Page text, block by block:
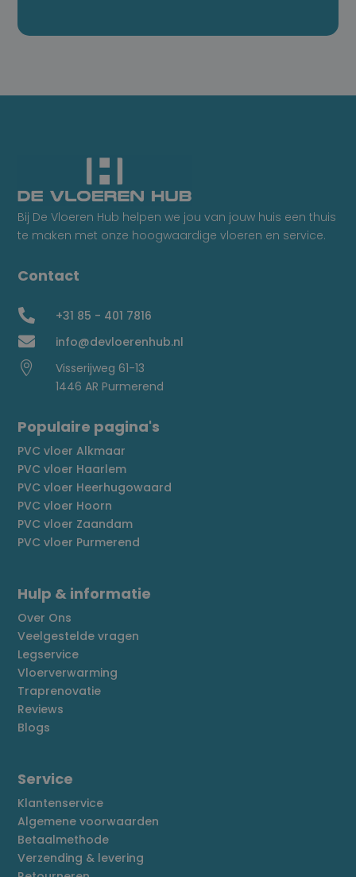
Bij De Vloeren Hub helpen we jou van jouw huis een thuis
te maken met onze hoogwaardige vloeren en service.
Contact
 +31 85 - 401 7816
 info@devloerenhub.nl

Visserijweg 61-13
1446 AR Purmerend
Populaire pagina's
PVC vloer Alkmaar
PVC vloer Haarlem
PVC vloer Heerhugowaard
PVC vloer Hoorn
PVC vloer Zaandam
PVC vloer Purmerend
Hulp & informatie
Over Ons
Veelgestelde vragen
Legservice
Vloerverwarming
Traprenovatie
Reviews
Blogs
Service
Klantenservice
Algemene voorwaarden
Betaalmethode
Verzending & levering